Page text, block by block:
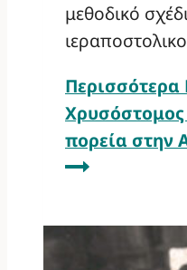
μεθοδικό
Περισσότερα
Χρυσόστομος
πορεία στην